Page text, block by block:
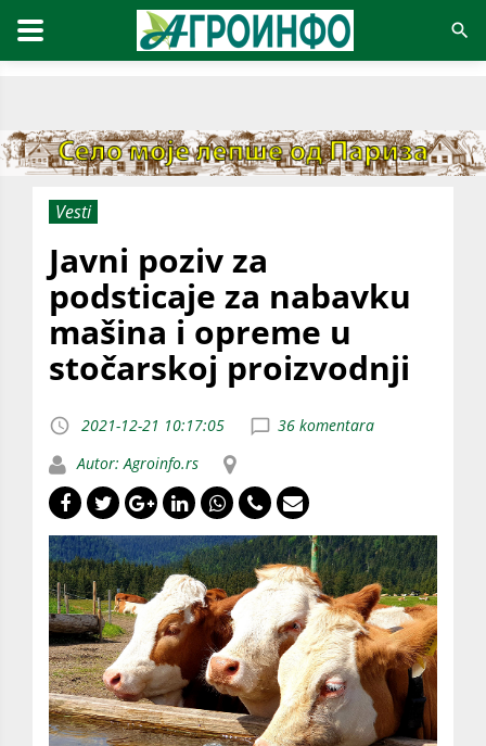
Vesti
Javni poziv za
podsticaje za nabavku
mašina i opreme u
stočarskoj proizvodnji
2021-12-21 10:17:05
36 komentara
Autor: Agroinfo.rs